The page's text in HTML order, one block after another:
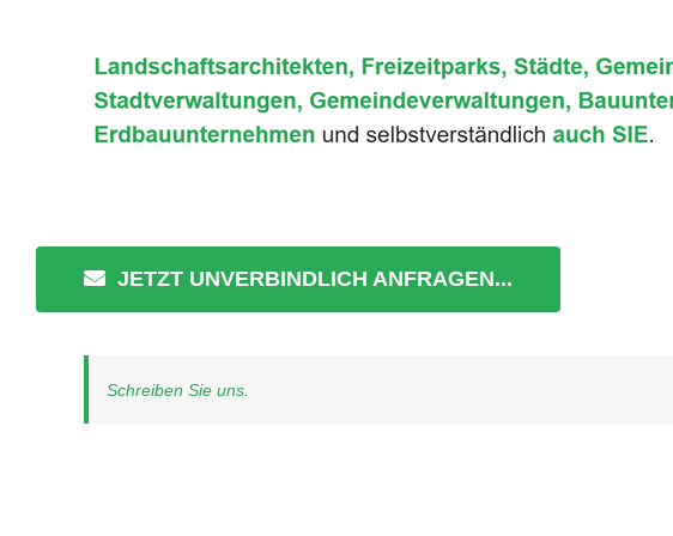
JETZT UNVERBINDLICH ANFRAGEN...
Schreiben Sie uns.